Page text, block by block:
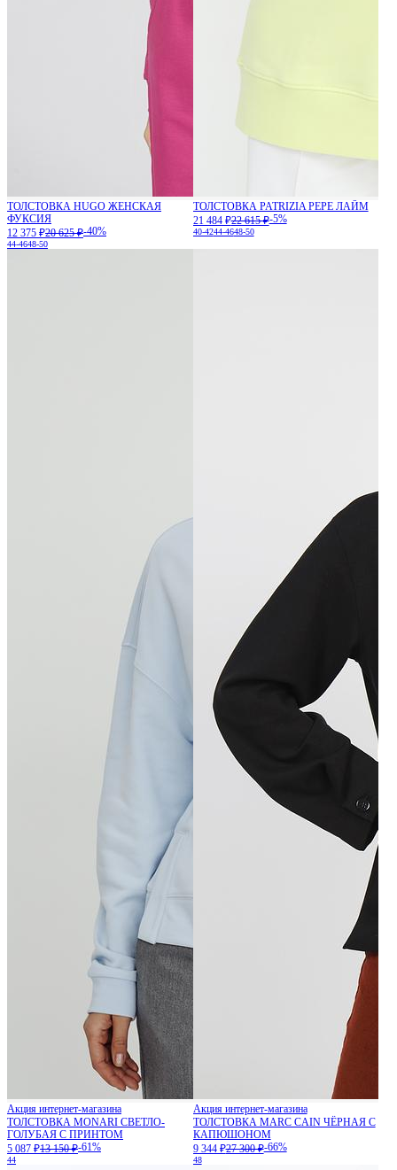
ТОЛСТОВКА HUGO ЖЕНСКАЯ
ФУКСИЯ
12 375 ₽20 625 ₽-40%
44-4648-50
ТОЛСТОВКА PATRIZIA PEPE ЛАЙМ
21 484 ₽22 615 ₽-5%
40-4244-4648-50
Акция интернет-магазина
ТОЛСТОВКА MONARI СВЕТЛО-
ГОЛУБАЯ С ПРИНТОМ
5 087 ₽13 150 ₽-61%
44
Акция интернет-магазина
ТОЛСТОВКА MARC CAIN ЧЁРНАЯ С
КАПЮШОНОМ
9 344 ₽27 300 ₽-66%
48